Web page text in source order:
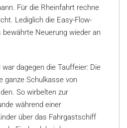
Für die Rheinfahrt rechne
Lediglich die Easy-Flow-
bewährte Neuerung wieder an
dagegen die Tauffeier: Die
ganze Schulkasse von
So wirbelten zur
während einer
über das Fahrgastschiff